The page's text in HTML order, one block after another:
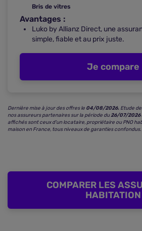
Dernière mise à jour des offres le 04/08/2026. Etude
nos assureurs partenaires sur la période du26/07/2026
affichés sont ceux d'un locataire, propriétaire ou PNO
maison en France, tous niveaux de garanties confondus.
Bris de vitres
Avantages :
Luko by Allianz Direct, une
simple, fiable et au prix juste.
Je compare
COMPARER LES
HABITATION